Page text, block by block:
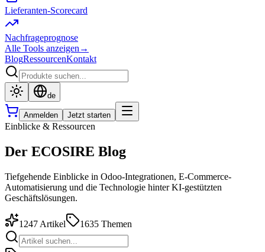
Lieferanten-Scorecard
Nachfrageprognose
Alle Tools anzeigen →
BlogRessourcenKontakt
de
Anmelden Jetzt starten
Einblicke & Ressourcen
Der ECOSIRE Blog
Tiefgehende Einblicke in Odoo-Integrationen, E-Commerce-
Automatisierung und die Technologie hinter KI-gestützten
Geschäftslösungen.
1247 Artikel 1635 Themen